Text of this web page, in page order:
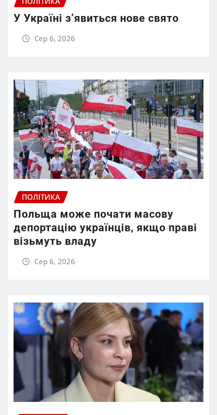
У Україні з’явиться нове свято
Сер 6, 2026
ПОЛІТИКА
Польща може почати масову
депортацію українців, якщо праві
візьмуть владу
Сер 6, 2026